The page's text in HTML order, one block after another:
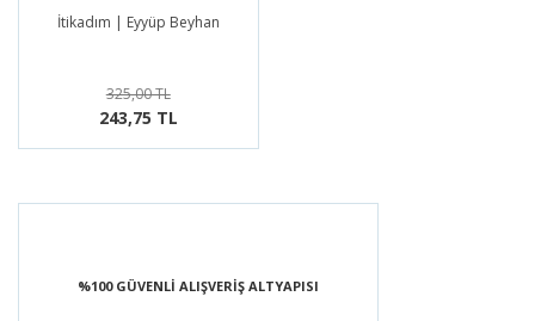
İtikadım | Eyyüp Beyhan
325,00 TL
243,75 TL
%100 GÜVENLİ ALIŞVERİŞ ALTYAPISI